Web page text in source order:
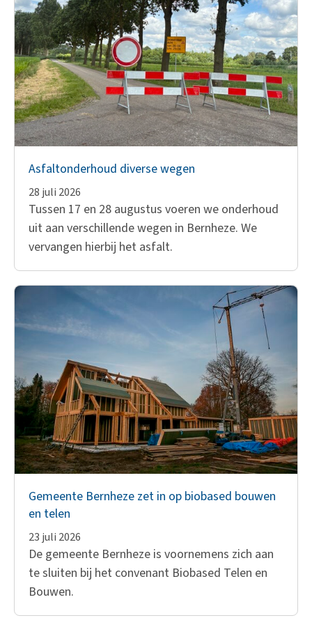
Asfaltonderhoud diverse wegen
28 juli 2026
Tussen 17 en 28 augustus voeren we onderhoud
uit aan verschillende wegen in Bernheze. We
vervangen hierbij het asfalt.
Gemeente Bernheze zet in op biobased bouwen
en telen
23 juli 2026
De gemeente Bernheze is voornemens zich aan
te sluiten bij het convenant Biobased Telen en
Bouwen.